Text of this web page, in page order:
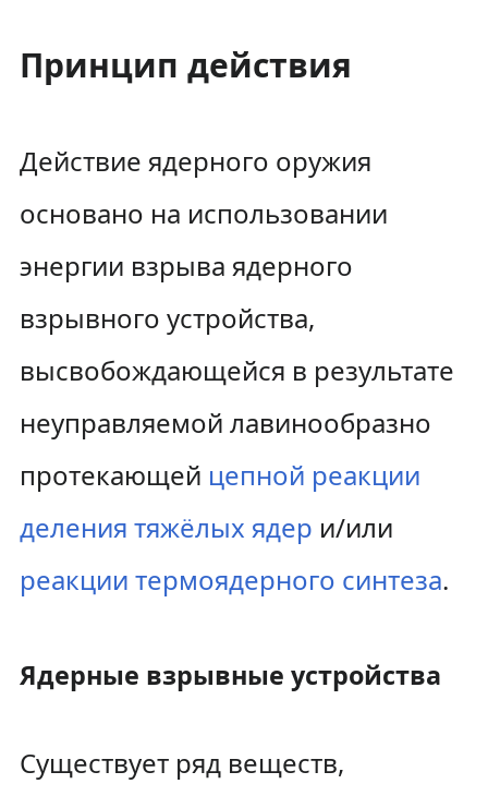
Принцип действия
Действие ядерного оружия
основано на использовании
энергии взрыва ядерного
взрывного устройства,
высвобождающейся в результате
неуправляемой лавинообразно
протекающей цепной реакции
деления тяжёлых ядер и/или
реакции термоядерного синтеза.
Ядерные взрывные устройства
Существует ряд веществ,